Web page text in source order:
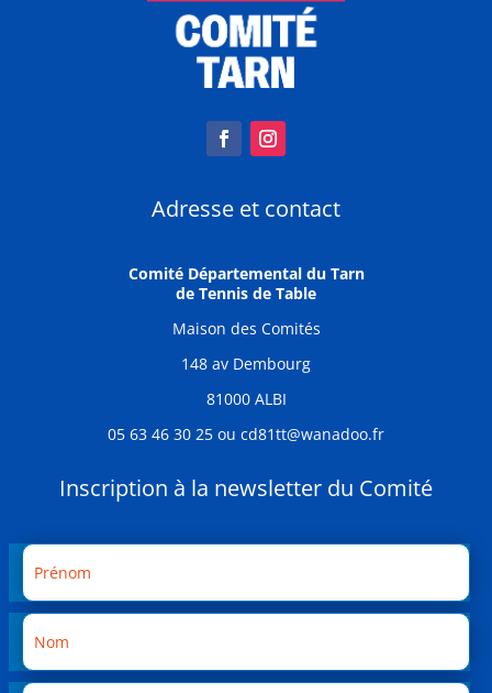
Adresse et contact
Comité Départemental du Tarn
de Tennis de Table
Maison des Comités
148 av Dembourg
81000 ALBI
05 63 46 30 25 ou cd81tt@wanadoo.fr
Inscription à la newsletter du Comité